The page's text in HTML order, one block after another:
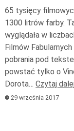
65 tysięcy
1300 litrów farby.
wyglądała w
Filmów
pobrania pod
powstać tylko o
Dorota… Czytaj
29 września 2017